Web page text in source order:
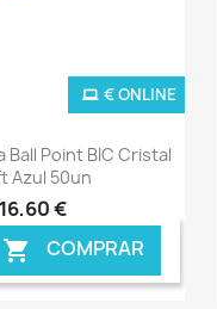
Ver+
Point BIC Cristal
Azul 50un
16,60 €
 COMPRAR
€ ONLINE